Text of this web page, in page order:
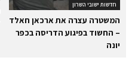
חדשות ישובי השרון
המשטרה עצרה את ארכאן חאלד
– החשוד בפיגוע הדריסה בכפר
יונה